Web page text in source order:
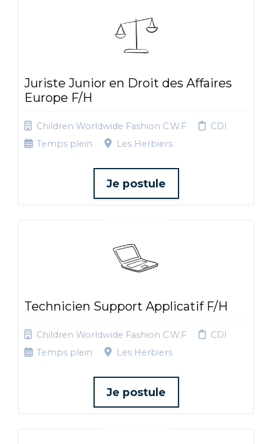
Juriste Junior en Droit des Affaires
Europe F/H
Children Worldwide Fashion C.W.F
CDI
Temps plein
Les Herbiers
Je postule
Technicien Support Applicatif F/H
Children Worldwide Fashion C.W.F
CDI
Temps plein
Les Herbiers
Je postule